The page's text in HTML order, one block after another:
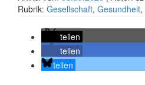
Rubrik: Gesellschaft, Gesundheit,
teilen
teilen
teilen